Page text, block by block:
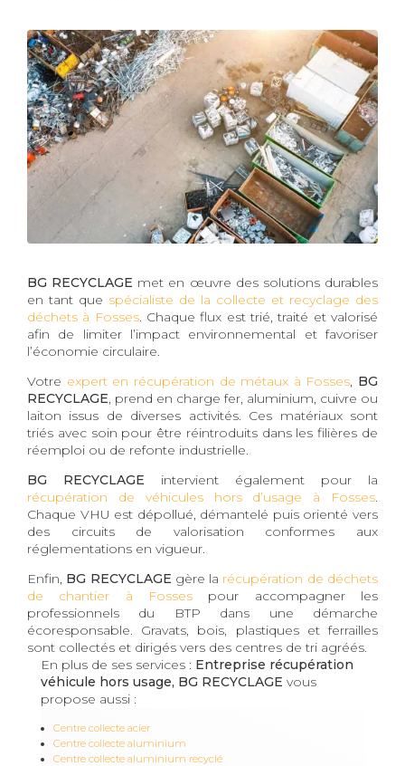
BG RECYCLAGE met en œuvre des solutions durables
en tant que spécialiste de la collecte et recyclage des
déchets à Fosses. Chaque flux est trié, traité et valorisé
afin de limiter l’impact environnemental et favoriser
l’économie circulaire.
Votre expert en récupération de métaux à Fosses, BG
RECYCLAGE, prend en charge fer, aluminium, cuivre ou
laiton issus de diverses activités. Ces matériaux sont
triés avec soin pour être réintroduits dans les filières de
réemploi ou de refonte industrielle.
BG RECYCLAGE intervient également pour la
récupération de véhicules hors d’usage à Fosses.
Chaque VHU est dépollué, démantelé puis orienté vers
des circuits de valorisation conformes aux
réglementations en vigueur.
Enfin, BG RECYCLAGE gère la récupération de déchets
de chantier à Fosses pour accompagner les
professionnels du BTP dans une démarche
écoresponsable. Gravats, bois, plastiques et ferrailles
sont collectés et dirigés vers des centres de tri agréés.
En plus de ses services : Entreprise récupération
véhicule hors usage, BG RECYCLAGE vous
propose aussi :
Centre collecte acier
Centre collecte aluminium
Centre collecte aluminium recyclé